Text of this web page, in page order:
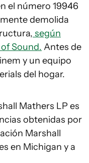
el número 19946
demolida
según
Sound. Antes de
y un equipo
del hogar.
Mathers LP es
obtenidas por
Marshall
en Michigan y a